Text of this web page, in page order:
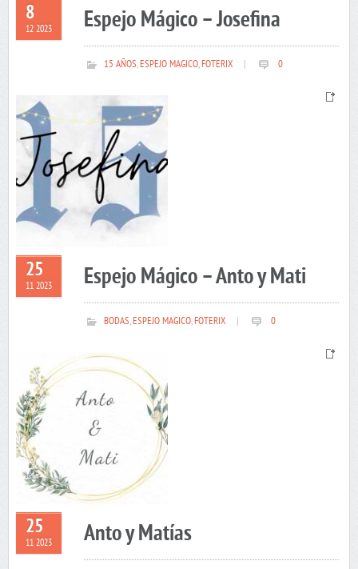
8
12 2023 Espejo Mágico – Josefina
15 AÑOS,ESPEJO MAGICO,FOTERIX 0
25
11 2023 Espejo Mágico – Anto y Mati
BODAS,ESPEJO MAGICO,FOTERIX 0
25
11 2023 Anto y Matías